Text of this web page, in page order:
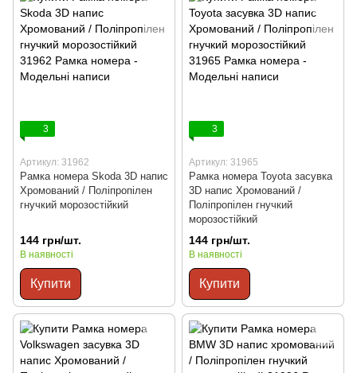
3
Артикул: 31962
Рамка номера Skoda 3D напис
Хромований / Поліпропілен
гнучкий морозостійкий
144 грн/шт.
В наявності
Купити
3
Артикул: 31965
Рамка номера Toyota засувка
3D напис Хромований /
Поліпропілен гнучкий
морозостійкий
144 грн/шт.
В наявності
Купити